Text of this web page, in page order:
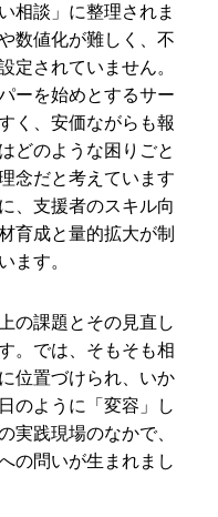
相談」に整理されま
数値化が難しく、不
定されていません。
ーを始めとするサー
く、安価ながらも報
どのような困りごと
念だと考えています
、支援者のスキル向
育成と量的拡大が制
ます。
の課題とその見直し
。では、そもそも相
位置づけられ、いか
のように「変容」し
実践現場のなかで、
の問いが生まれまし